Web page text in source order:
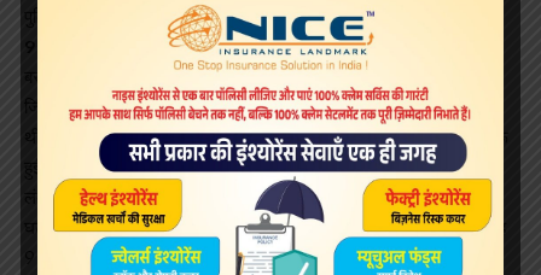
पुलिस दोनों की तलाश में जुटी है।
9 मई को होनी थी लड़की की शादी
बस्ती के दुबौलिया थानाक्षेत्र के 25 वर्षीय युवक की शादी चार महीने पहले गोंडा
जिले की एक युवती के साथ तय हुई थी. शादी की तैयारियां जोर-शोर से चल रही
थीं. इस दौरान युवक की अपनी होने वाली ससुराल वालों से फोन पर बातचीत शुरू
हुई. लेकिन जल्द ही मामला ट्विस्ट आ गया युवक अपनी होने वाली सास से लंबी-
लंबी बातें करने लगा. ससुराल वालों को यह व्यवहार अटपटा लगा. अलीगढ़ की
घटना को ध्यान रखके उन्होंने शादी रद्द कर दी और लड़की की शादी दूसरी जगह
9 मई को तय कर दी.